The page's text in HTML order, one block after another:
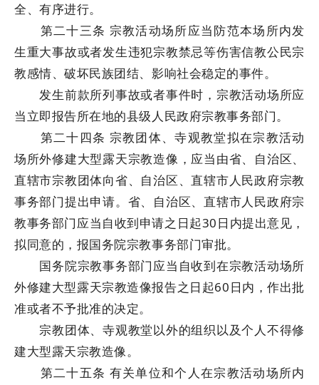
全、有序进行。
第二十三条 宗教活动场所应当防范本场所内发
生重大事故或者发生违犯宗教禁忌等伤害信教公民宗
教感情、破坏民族团结、影响社会稳定的事件。
发生前款所列事故或者事件时，宗教活动场所应
当立即报告所在地的县级人民政府宗教事务部门。
第二十四条 宗教团体、寺观教堂拟在宗教活动
场所外修建大型露天宗教造像，应当由省、自治区、
直辖市宗教团体向省、自治区、直辖市人民政府宗教
事务部门提出申请。省、自治区、直辖市人民政府宗
教事务部门应当自收到申请之日起30日内提出意见，
拟同意的，报国务院宗教事务部门审批。
国务院宗教事务部门应当自收到在宗教活动场所
外修建大型露天宗教造像报告之日起60日内，作出批
准或者不予批准的决定。
宗教团体、寺观教堂以外的组织以及个人不得修
建大型露天宗教造像。
第二十五条 有关单位和个人在宗教活动场所内